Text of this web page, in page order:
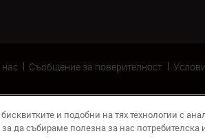
Съобщение за поверителност
и подобни на тях технологии с
да събираме полезна за нас потребителска